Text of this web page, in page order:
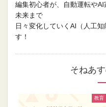
編集初心者が、自動運転や
未来まで
日々変化していくAI（人工
す！
そねあ
教育